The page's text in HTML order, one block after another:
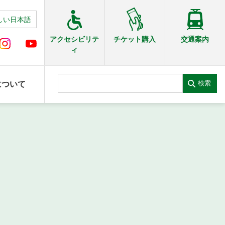
い日本語
アクセシビリテ
ィ
チケット購入 交通案内
いて 検索